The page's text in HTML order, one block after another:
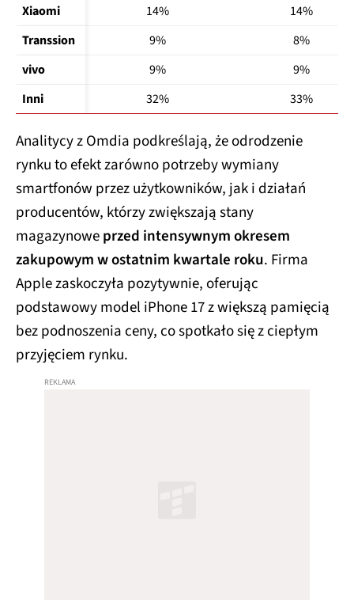
Xiaomi 14%
14%
Transsion
9%
8%
vivo
9%
9%
Inni
32% 33%
Analitycy z Omdia podkreślają, że odrodzenie
rynku to efekt zarówno potrzeby wymiany
smartfonów przez użytkowników, jak i działań
producentów, którzy zwiększają stany
magazynoweprzed intensywnym okresem
zakupowym w ostatnim kwartale roku. Firma
Apple zaskoczyła pozytywnie, oferując
podstawowy model iPhone 17 z większą pamięcią
bez podnoszenia ceny, co spotkało się z ciepłym
przyjęciem rynku.